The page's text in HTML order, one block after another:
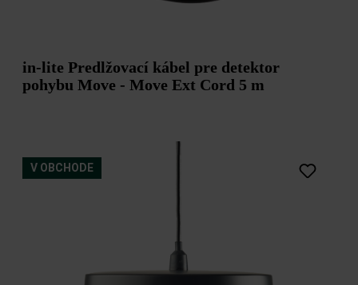
in-lite Predlžovací kábel pre detektor
pohybu Move - Move Ext Cord 5 m
V OBCHODE